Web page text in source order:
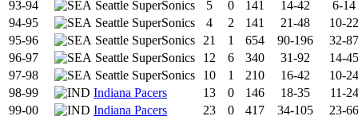
93-94
Seattle SuperSonics 5 0 141 14-42
6-14
94-95
Seattle SuperSonics 4 2 141 21-48
10-22
95-96
Seattle SuperSonics 21 1 654 90-196
32-87
96-97
Seattle SuperSonics 12 6 340 31-92
14-45
97-98
Seattle SuperSonics 10 1 210 16-42
10-24
98-99
Indiana Pacers 13 0 146 18-35
11-24
99-00
Indiana Pacers 23 0 417 34-105
23-66